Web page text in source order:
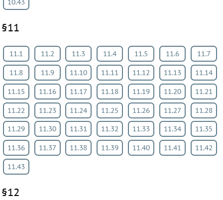
10.43
§11
11.1 11.2 11.3 11.4 11.5 11.6 11.7
11.8 11.9 11.10 11.11 11.12 11.13 11.14
11.15 11.16 11.17 11.18 11.19 11.20 11.21
11.22 11.23 11.24 11.25 11.26 11.27 11.28
11.29 11.30 11.31 11.32 11.33 11.34 11.35
11.36 11.37 11.38 11.39 11.40 11.41 11.42
11.43
§12